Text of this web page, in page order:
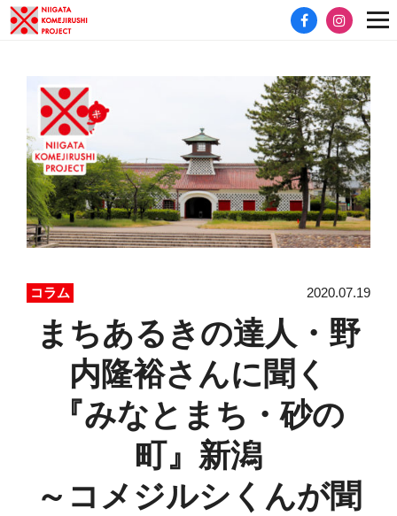
コラム 2020.07.19
まちあるきの達人・野
内隆裕さんに聞く
『みなとまち・砂の
町』新潟
～コメジルシくんが聞